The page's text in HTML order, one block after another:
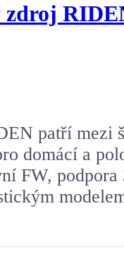
patří mezi
domácí a
FW,